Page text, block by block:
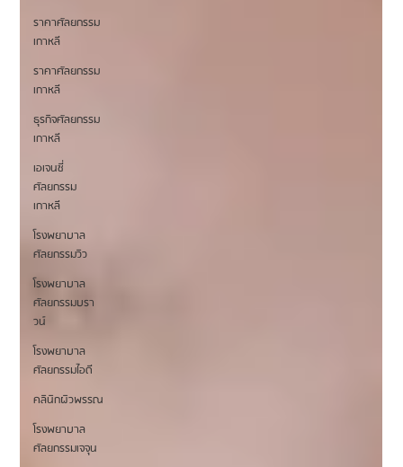
ราคาศัลยกรรม
เกาหลี
ราคาศัลยกรรม
เกาหลี
ธุรกิจศัลยกรรม
เกาหลี
เอเจนซี่
ศัลยกรรม
เกาหลี
โรงพยาบาล
ศัลยกรรมวิว
โรงพยาบาล
ศัลยกรรมบรา
วน์
โรงพยาบาล
ศัลยกรรมไอดี
คลินิกผิวพรรณ
โรงพยาบาล
ศัลยกรรมเจจุน